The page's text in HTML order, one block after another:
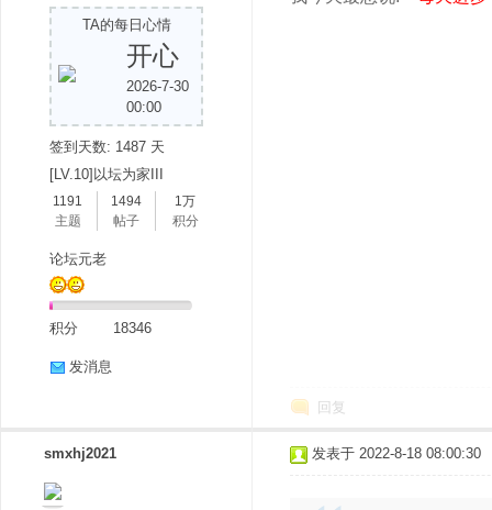
TA的每日心情
开心
2026-7-30
00:00
签到天数: 1487 天
[LV.10]以坛为家III
1191
主题
1494
帖子
1万
积分
论坛元老
积分 18346
发消息
回复
smxhj2021 发表于 2022-8-18 08:00:30